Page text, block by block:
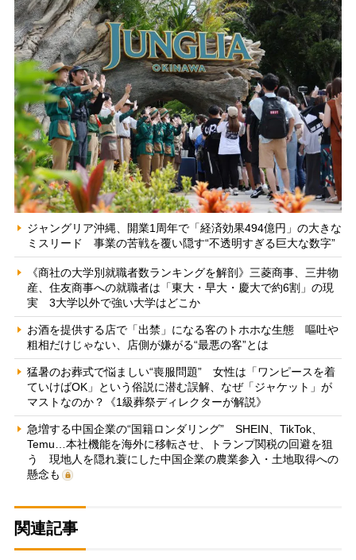
ジャングリア沖縄、開業1周年で「経済効果494億円」の大きな
ミスリード 事業の苦戦を覆い隠す“不透明すぎる巨大な数字”
《商社の大学別就職者数ランキングを解剖》三菱商事、三井物
産、住友商事への就職者は「東大・早大・慶大で約6割」の現
実 3大学以外で強い大学はどこか
お酒を提供する店で「出禁」になる客のトホホな生態 嘔吐や
粗相だけじゃない、店側が嫌がる“最悪の客”とは
猛暑のお葬式で悩ましい“喪服問題” 女性は「ワンピースを着
ていけばOK」という俗説に潜む誤解、なぜ「ジャケット」が
マストなのか？《1級葬祭ディレクターが解説》
急増する中国企業の“国籍ロンダリング” SHEIN、TikTok、
Temu…本社機能を海外に移転させ、トランプ関税の回避を狙
う 現地人を隠れ蓑にした中国企業の農業参入・土地取得への
懸念も
関連記事